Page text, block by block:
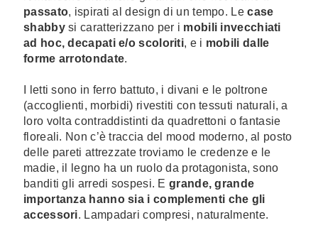
passato, ispirati al design di un tempo. Lecase
shabbysi caratterizzano per i mobili invecchiati
ad hoc, decapati e/o scoloriti, e i mobili dalle
forme arrotondate.
I letti sono in ferro battuto, i divani e le poltrone
(accoglienti, morbidi) rivestiti con tessuti naturali, a
loro volta contraddistinti da quadrettoni o fantasie
floreali. Non c’è traccia del mood moderno, al posto
delle pareti attrezzate troviamo le credenze e le
madie, il legno ha un ruolo da protagonista, sono
banditi gli arredi sospesi. Egrande, grande
importanza hanno sia i complementi che gli
accessori. Lampadari compresi, naturalmente.